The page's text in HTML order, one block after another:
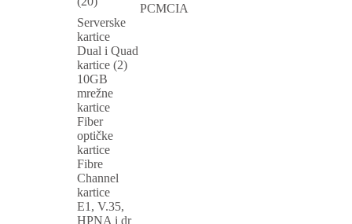
PCMCIA
Serverske
kartice
Dual i Quad
kartice (2)
10GB
mrežne
kartice
Fiber
optičke
kartice
Fibre
Channel
kartice
E1, V.35,
HPNA i dr